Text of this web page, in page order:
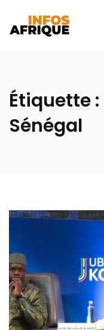
Étiquette :
Sénégal